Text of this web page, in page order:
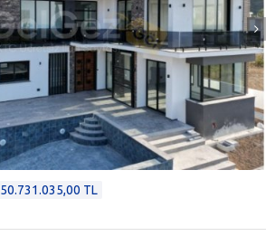
50.731.035,00 TL